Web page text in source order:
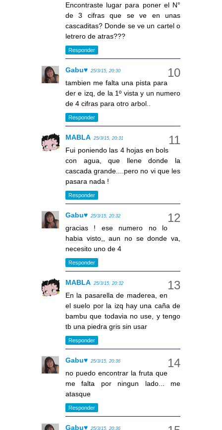
Encontraste lugar para poner el N°
de 3 cifras que se ve en unas
cascaditas? Donde se ve un cartel o
letrero de atras???
Responder
Gabu♥ 25/3/15, 20:30
tambien me falta una pista para
der e izq, de la 1º vista y un numero
de 4 cifras para otro arbol..
Responder
MABLA 25/3/15, 20:31
Fui poniendo las 4 hojas en bols
con agua, que llene donde la
cascada grande....pero no vi que les
pasara nada !
Responder
Gabu♥ 25/3/15, 20:32
gracias ! ese numero no lo
habia visto,, aun no se donde va,
necesito uno de 4
Responder
MABLA 25/3/15, 20:32
En la pasarella de maderea, en
el suelo por la izq hay una caña de
bambu que todavia no use, y tengo
tb una piedra gris sin usar
Responder
Gabu♥ 25/3/15, 20:36
no puedo encontrar la fruta que
me falta por ningun lado... me
atasque
Responder
Gabu♥ 25/3/15, 20:36